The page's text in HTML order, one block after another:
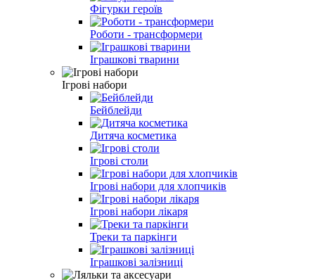
Фігурки героїв
Роботи - трансформери
Іграшкові тварини
Ігрові набори
Бейблейди
Дитяча косметика
Ігрові столи
Ігрові набори для хлопчиків
Ігрові набори лікаря
Треки та паркінги
Іграшкові залізниці